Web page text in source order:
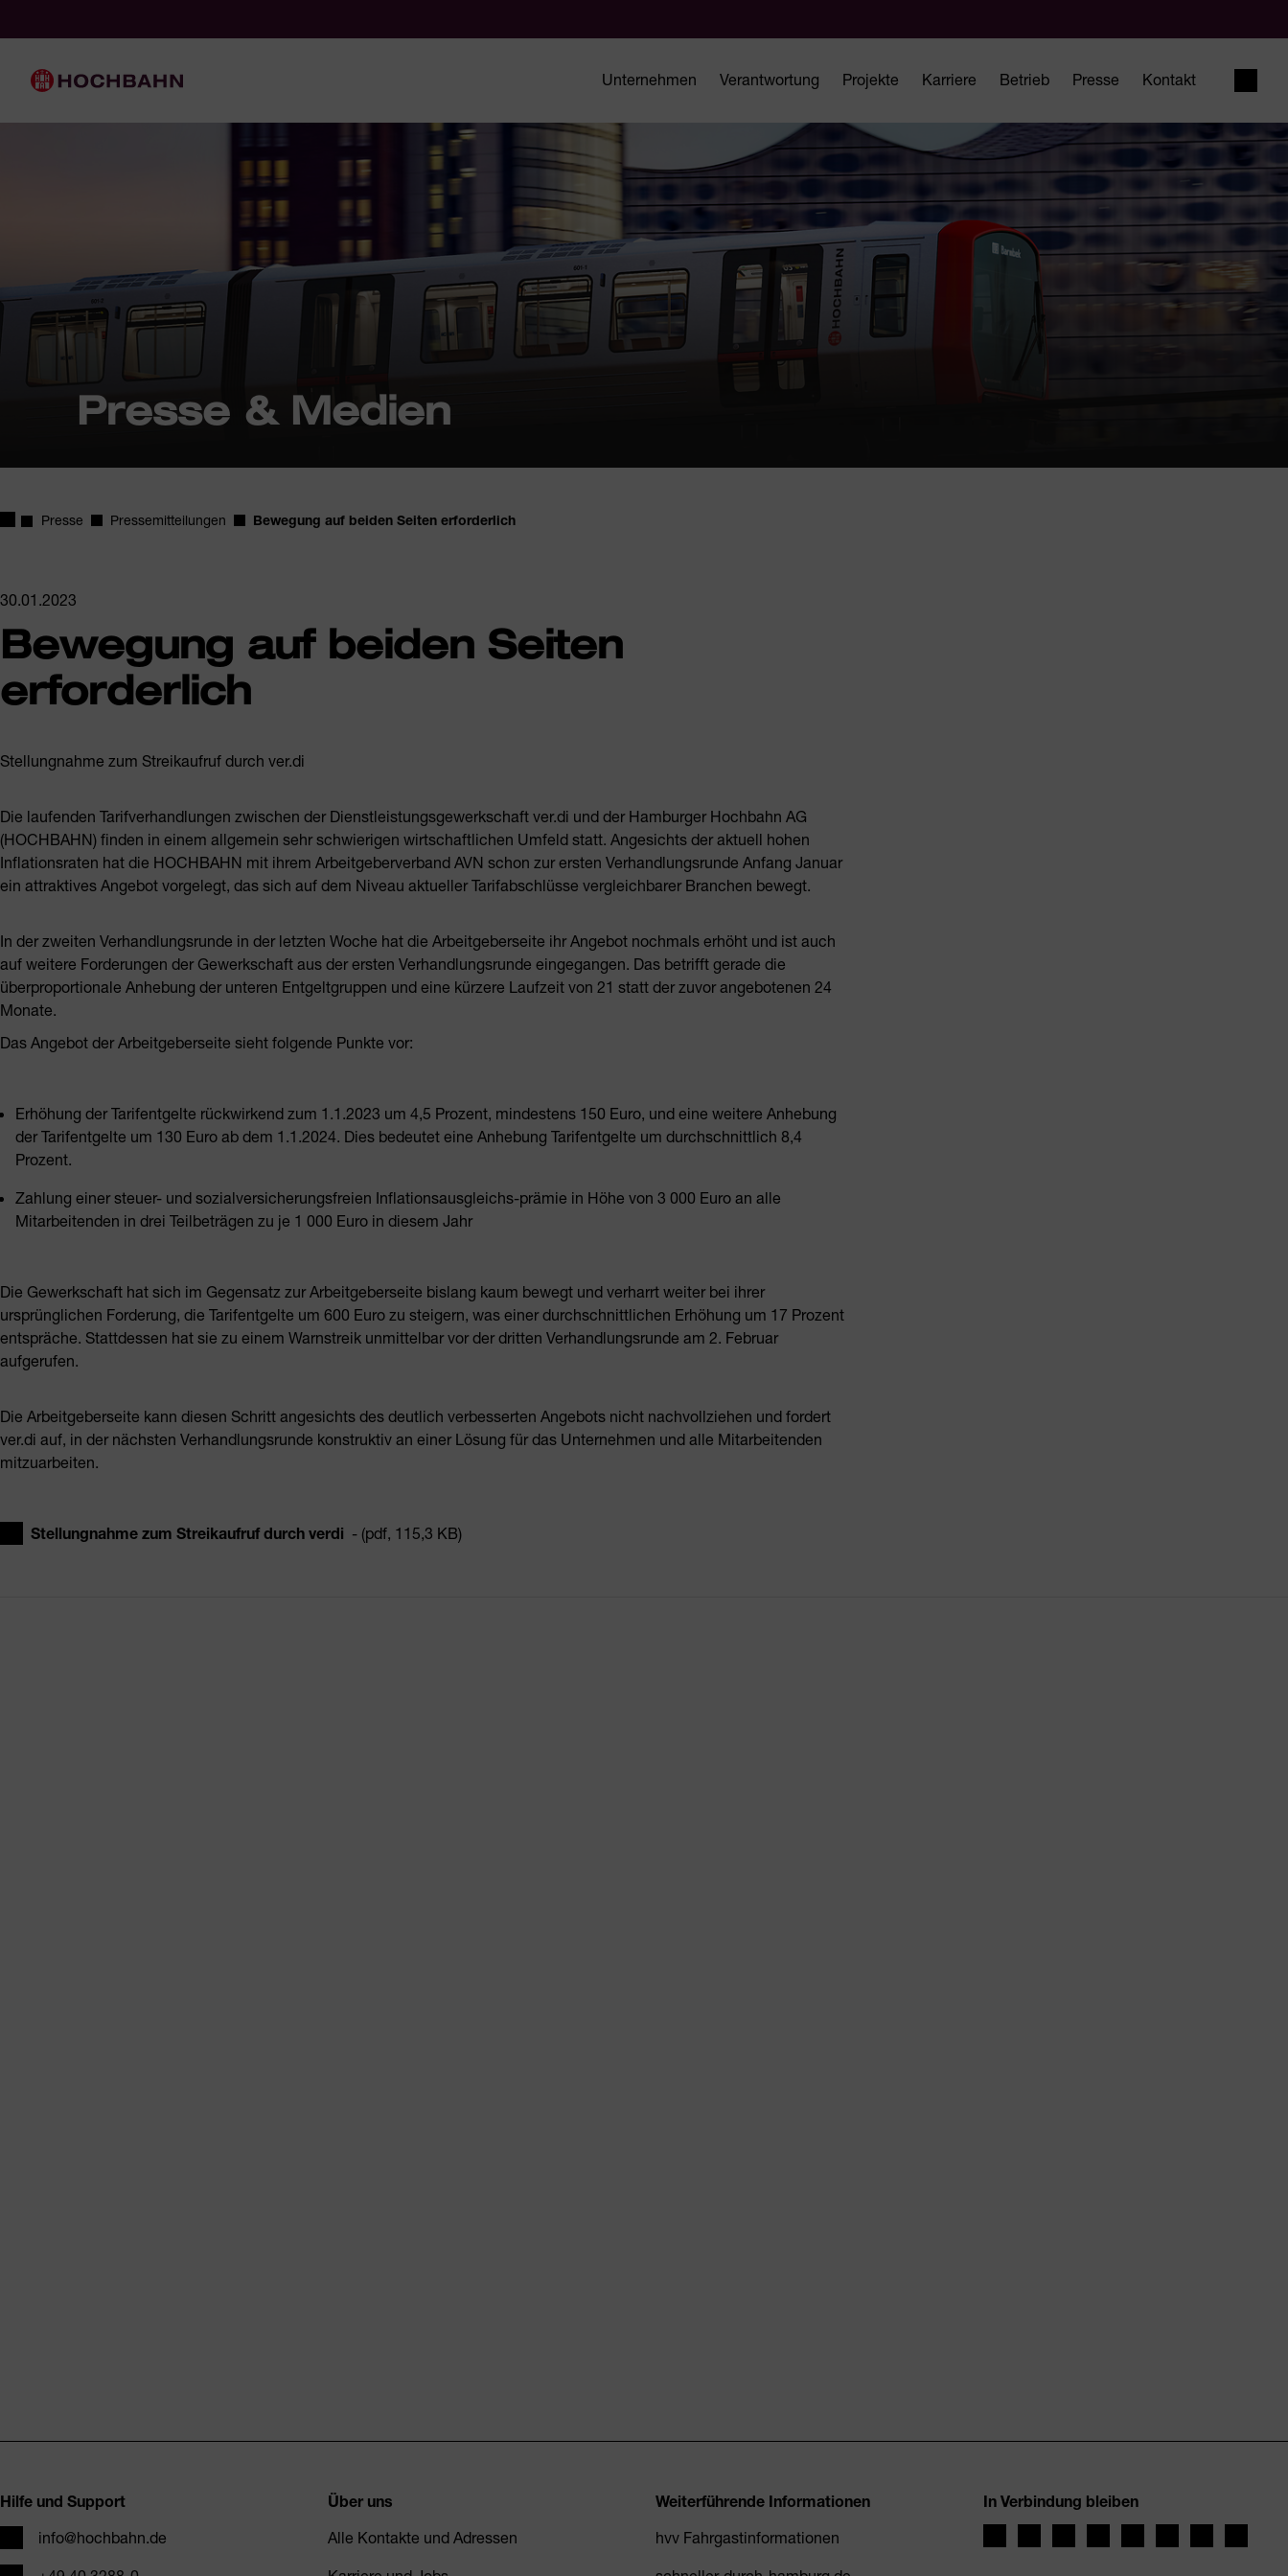
Hauptnavigation
Unternehmen Verantwortung Projekte Karriere Betrieb Presse Kontakt
Presse & Medien
Startseite
Presse Pressemitteilungen Bewegung auf beiden Seiten erforderlich
30.01.2023
Bewegung auf beiden Seiten
erforderlich
Stellungnahme zum Streikaufruf durch ver.di
Die laufenden Tarifverhandlungen zwischen der Dienstleistungsgewerkschaft ver.di und der Hamburger Hochbahn AG
(HOCHBAHN) finden in einem allgemein sehr schwierigen wirtschaftlichen Umfeld statt. Angesichts der aktuell hohen
Inflationsraten hat die HOCHBAHN mit ihrem Arbeitgeberverband AVN schon zur ersten Verhandlungsrunde Anfang Januar
ein attraktives Angebot vorgelegt, das sich auf dem Niveau aktueller Tarifabschlüsse vergleichbarer Branchen bewegt.
In der zweiten Verhandlungsrunde in der letzten Woche hat die Arbeitgeberseite ihr Angebot nochmals erhöht und ist auch
auf weitere Forderungen der Gewerkschaft aus der ersten Verhandlungsrunde eingegangen. Das betrifft gerade die
überproportionale Anhebung der unteren Entgeltgruppen und eine kürzere Laufzeit von 21 statt der zuvor angebotenen 24
Monate.
Das Angebot der Arbeitgeberseite sieht folgende Punkte vor:
Erhöhung der Tarifentgelte rückwirkend zum 1.1.2023 um 4,5 Prozent, mindestens 150 Euro, und eine weitere Anhebung
der Tarifentgelte um 130 Euro ab dem 1.1.2024. Dies bedeutet eine Anhebung Tarifentgelte um durchschnittlich 8,4
Prozent.
Zahlung einer steuer- und sozialversicherungsfreien Inflationsausgleichs-prämie in Höhe von 3 000 Euro an alle
Mitarbeitenden in drei Teilbeträgen zu je 1 000 Euro in diesem Jahr
Die Gewerkschaft hat sich im Gegensatz zur Arbeitgeberseite bislang kaum bewegt und verharrt weiter bei ihrer
ursprünglichen Forderung, die Tarifentgelte um 600 Euro zu steigern, was einer durchschnittlichen Erhöhung um 17 Prozent
entspräche. Stattdessen hat sie zu einem Warnstreik unmittelbar vor der dritten Verhandlungsrunde am 2. Februar
aufgerufen.
Die Arbeitgeberseite kann diesen Schritt angesichts des deutlich verbesserten Angebots nicht nachvollziehen und fordert
ver.di auf, in der nächsten Verhandlungsrunde konstruktiv an einer Lösung für das Unternehmen und alle Mitarbeitenden
mitzuarbeiten.
Stellungnahme zum Streikaufruf durch verdi - (pdf, 115,3 KB)
Hilfe und Support
E-Mailinfo@hochbahn.de
Über uns
Alle Kontakte und Adressen
Weiterführende Informationen
hvv Fahrgastinformationen
In Verbindung bleiben